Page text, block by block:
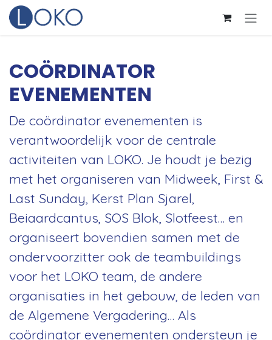
Overslaan naar inhoud
COÖRDINATOR
EVENEMENTEN
De coördinator evenementen is
verantwoordelijk voor de centrale
activiteiten van LOKO. Je houdt je bezig
met het organiseren van Midweek, First &
Last Sunday, Kerst Plan Sjarel,
Beiaardcantus, SOS Blok, Slotfeest… en
organiseert bovendien samen met de
ondervoorzitter ook de teambuildings
voor het LOKO team, de andere
organisaties in het gebouw, de leden van
de Algemene Vergadering… Als
coördinator evenementen ondersteun je